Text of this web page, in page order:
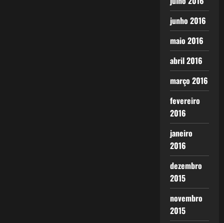
junho 2016
maio 2016
abril 2016
março 2016
fevereiro
2016
janeiro
2016
dezembro
2015
novembro
2015